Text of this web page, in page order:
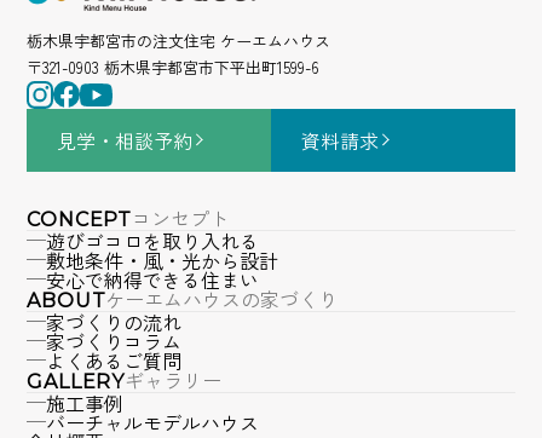
栃木県宇都宮市の注文住宅 ケーエムハウス
〒321-0903 栃木県宇都宮市下平出町1599-6
見学・相談予約 資料請求
CONCEPTコンセプト
遊びゴコロを取り入れる
敷地条件・風・光から設計
安心で納得できる住まい
ABOUTケーエムハウスの家づくり
家づくりの流れ
家づくりコラム
よくあるご質問
GALLERYギャラリー
施工事例
バーチャルモデルハウス